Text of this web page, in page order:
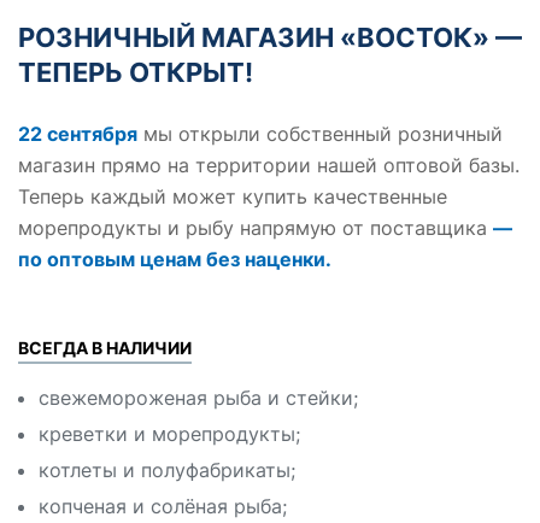
РОЗНИЧНЫЙ МАГАЗИН «ВОСТОК» —
ТЕПЕРЬ ОТКРЫТ!
22 сентября мы открыли собственный розничный
магазин прямо на территории нашей оптовой базы.
Теперь каждый может купить качественные
морепродукты и рыбу напрямую от поставщика —
по оптовым ценам без наценки.
ВСЕГДА В НАЛИЧИИ
свежемороженая рыба и стейки;
креветки и морепродукты;
котлеты и полуфабрикаты;
копченая и солёная рыба;